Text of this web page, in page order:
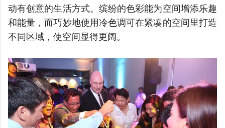
动有创意的生活方式。缤纷的色彩能为空间增添乐趣
和能量，而巧妙地使用冷色调可在紧凑的空间里打造
不同区域，使空间显得更阔。